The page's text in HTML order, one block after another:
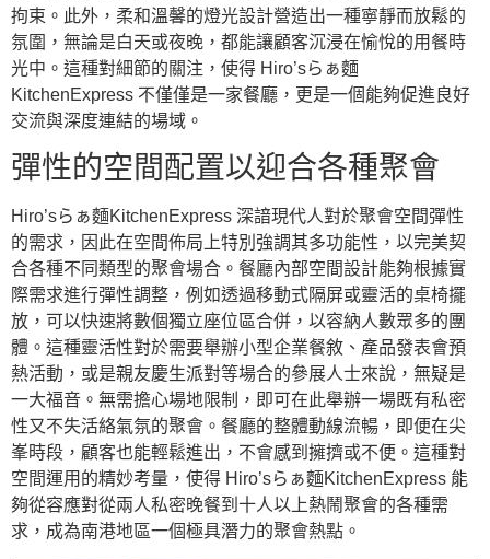
拘束。此外，柔和溫馨的燈光設計營造出一種寧靜而放鬆的
氛圍，無論是白天或夜晚，都能讓顧客沉浸在愉悅的用餐時
光中。這種對細節的關注，使得 Hiro’sらぁ麵
KitchenExpress 不僅僅是一家餐廳，更是一個能夠促進良好
交流與深度連結的場域。
彈性的空間配置以迎合各種聚會
Hiro’sらぁ麵KitchenExpress 深諳現代人對於聚會空間彈性
的需求，因此在空間佈局上特別強調其多功能性，以完美契
合各種不同類型的聚會場合。餐廳內部空間設計能夠根據實
際需求進行彈性調整，例如透過移動式隔屏或靈活的桌椅擺
放，可以快速將數個獨立座位區合併，以容納人數眾多的團
體。這種靈活性對於需要舉辦小型企業餐敘、產品發表會預
熱活動，或是親友慶生派對等場合的參展人士來說，無疑是
一大福音。無需擔心場地限制，即可在此舉辦一場既有私密
性又不失活絡氣氛的聚會。餐廳的整體動線流暢，即便在尖
峯時段，顧客也能輕鬆進出，不會感到擁擠或不便。這種對
空間運用的精妙考量，使得 Hiro’sらぁ麵KitchenExpress 能
夠從容應對從兩人私密晚餐到十人以上熱鬧聚會的各種需
求，成為南港地區一個極具潛力的聚會熱點。